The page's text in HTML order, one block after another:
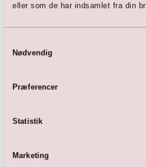
eller som de har indsamlet fra din
Nødvendig
Præferencer
Statistik
Marketing
A-line brudekjole med blonde
7.500,00